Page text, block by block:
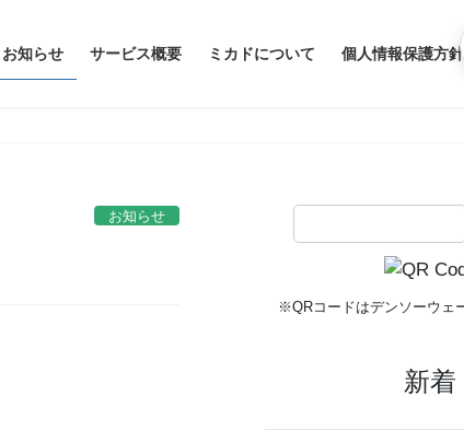
お知らせ サービス概要 ミカドについて 個人情報保護方針
お知らせ
※QRコードはデンソーウェ
新着